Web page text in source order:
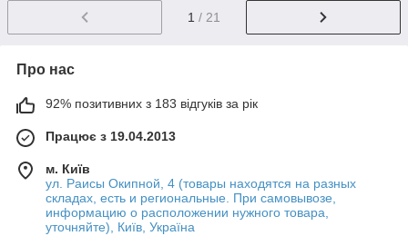
1 / 21
Про нас
92% позитивних з 183 відгуків за рік
Працює з 19.04.2013
м. Київ
ул. Раисы Окипной, 4 (товары находятся на разных
складах, есть и региональные. При самовывозе,
информацию о расположении нужного товара,
уточняйте), Київ, Україна